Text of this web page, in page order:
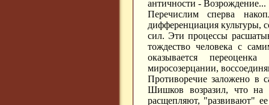
античности - Возрождение...
Перечислим сперва
дифференциация культуры,
сил. Эти процессы
тождество человека с
оказывается
миросозерцании,
Противоречие заложено в
Шишков возразил, что на
расщепляют, "развивают"